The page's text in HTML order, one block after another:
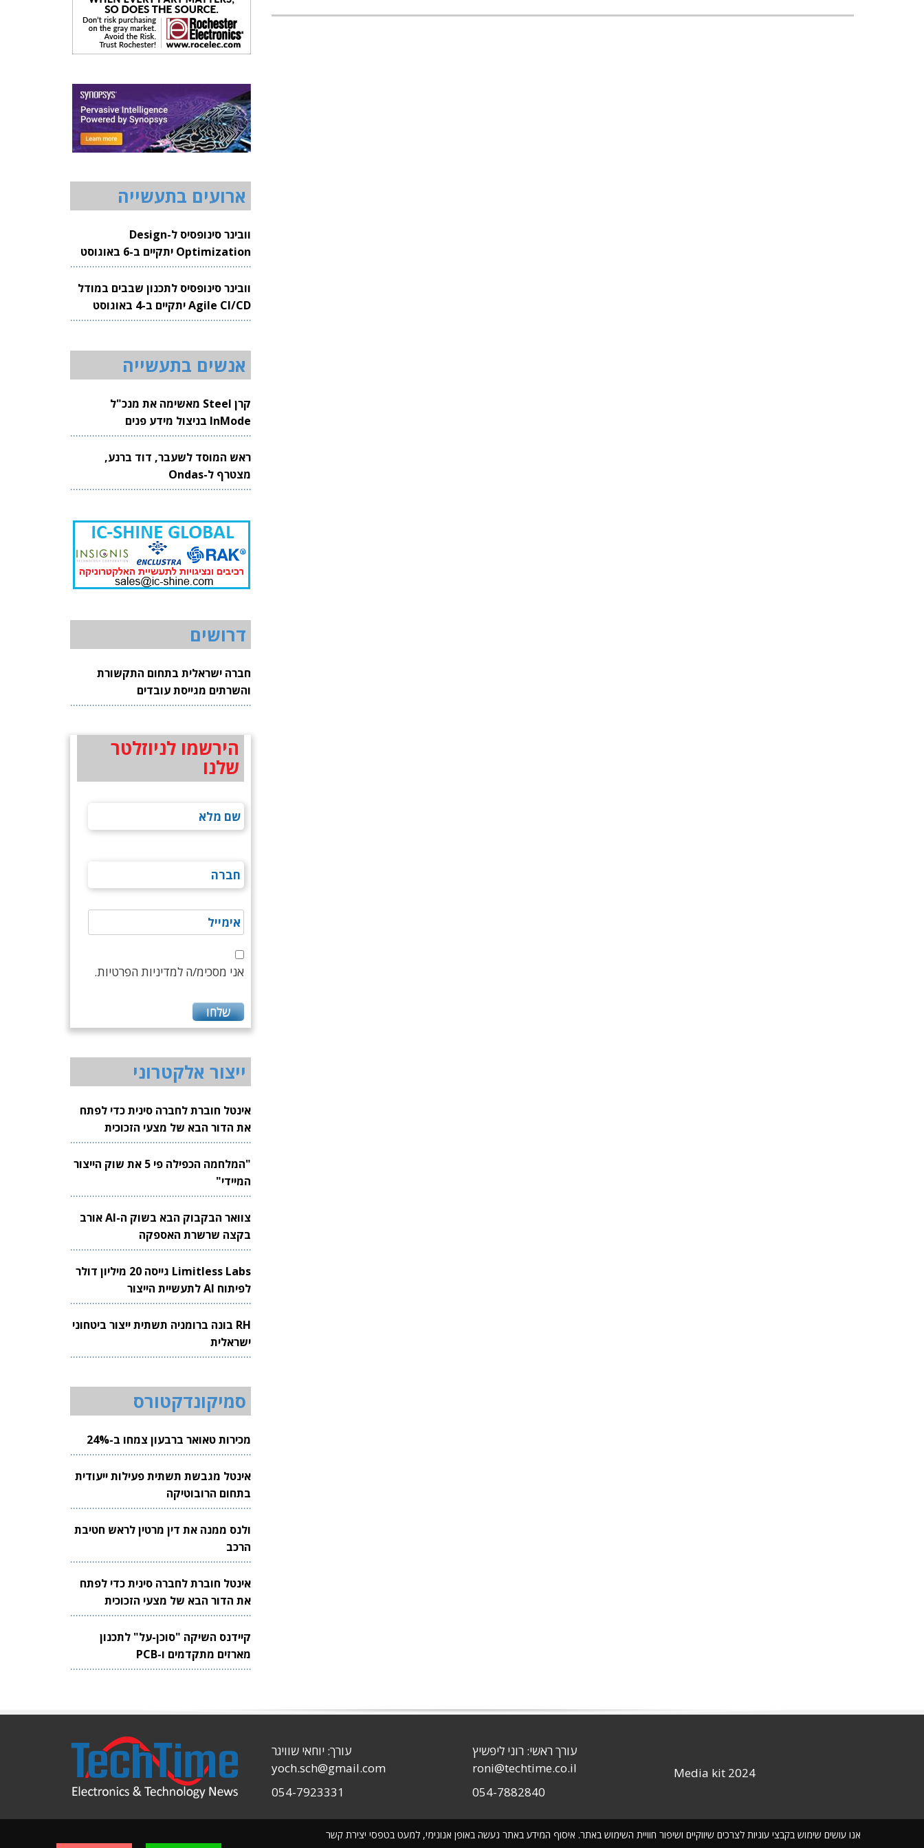
ארועים בתעשייה
וובינר סינופסיס ל-Design
Optimization יתקיים ב-6 באוגוסט
2026
וובינר סינופסיס לתכנון שבבים במודל
Agile CI/CD יתקיים ב-4 באוגוסט
2026
אנשים בתעשייה
קרן Steel מאשימה את מנכ"ל
InMode בניצול מידע פנים
ראש המוסד לשעבר, דוד ברנע,
מצטרף ל-Ondas
דרושים
חברה ישראלית בתחום התקשורת
והשרתים מגייסת עובדים
הירשמו לניוזלטר
שלנו
אני מסכימ/ה למדיניות הפרטיות.
ייצור אלקטרוני
אינטל חוברת לחברה סינית כדי לפתח
את הדור הבא של מצעי הזכוכית
לשבבים
"המלחמה הכפילה פי 5 את שוק הייצור
המיידי"
צוואר הבקבוק הבא בשוק ה-AI אורב
בקצה שרשרת האספקה
Limitless Labs גייסה 20 מיליון דולר
לפיתוח AI לתעשיית הייצור
RH בונה ברומניה תשתית ייצור ביטחוני
ישראלית
סמיקונדקטורס
מכירות טאואר ברבעון צמחו ב-24%
אינטל מגבשת תשתית פעילות ייעודית
בתחום הרובוטיקה
ולנס ממנה את דין מרטין לראש חטיבת
הרכב
אינטל חוברת לחברה סינית כדי לפתח
את הדור הבא של מצעי הזכוכית
לשבבים
קיידנס השיקה "סוכן-על" לתכנון
מארזים מתקדמים ו-PCB
אנו עושים שימוש בקבצי עוגיות לצרכים שיווקיים ושיפור חוויית השימוש באתר. איסוף המידע באתר נעשה באופן אנונימי, למעט בטפסי יצירת קשר
Media kit 2024
עורך ראשי: רוני ליפשיץ
roni@techtime.co.il
054-7882840
עורך: יוחאי שוויגר
yoch.sch@gmail.com
054-7923331